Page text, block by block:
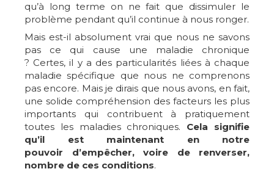
qu’à long terme on ne fait que dissimuler le
problème pendant qu’il continue à nous ronger.
Mais est-il absolument vrai que nous ne savons
pas ce qui cause une maladie chronique
? Certes, il y a des particularités liées à chaque
maladie spécifique que nous ne comprenons
pas encore. Mais je dirais que nous avons, en fait,
une solide compréhension des facteurs les plus
importants qui contribuent à pratiquement
toutes les maladies chroniques. Cela signifie
qu’il est maintenant en notre
pouvoir d’empêcher, voire de renverser,
nombre de ces conditions.